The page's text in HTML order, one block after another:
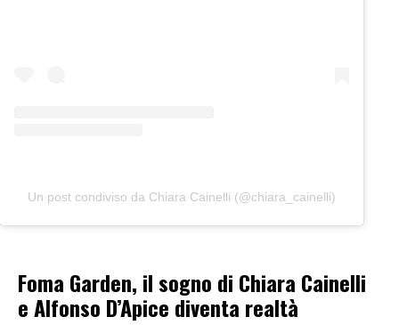
Un post condiviso da Chiara Cainelli (@chiara_cainelli)
Foma Garden, il sogno di Chiara Cainelli
e Alfonso D’Apice diventa realtà